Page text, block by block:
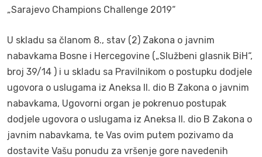
„Sarajevo Champions Challenge 2019“
U skladu sa članom 8., stav (2) Zakona o javnim
nabavkama Bosne i Hercegovine („Službeni glasnik BiH“,
broj 39/14 ) i u skladu sa Pravilnikom o postupku dodjele
ugovora o uslugama iz Aneksa II. dio B Zakona o javnim
nabavkama, Ugovorni organ je pokrenuo postupak
dodjele ugovora o uslugama iz Aneksa II. dio B Zakona o
javnim nabavkama, te Vas ovim putem pozivamo da
dostavite Vašu ponudu za vršenje gore navedenih